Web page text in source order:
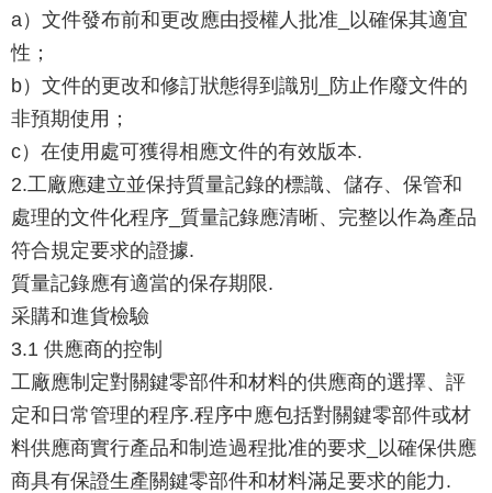
a）文件發布前和更改應由授權人批准_以確保其適宜
性；
b）文件的更改和修訂狀態得到識別_防止作廢文件的
非預期使用；
c）在使用處可獲得相應文件的有效版本.
2.工廠應建立並保持質量記錄的標識、儲存、保管和
處理的文件化程序_質量記錄應清晰、完整以作為產品
符合規定要求的證據.
質量記錄應有適當的保存期限.
采購和進貨檢驗
3.1 供應商的控制
工廠應制定對關鍵零部件和材料的供應商的選擇、評
定和日常管理的程序.程序中應包括對關鍵零部件或材
料供應商實行產品和制造過程批准的要求_以確保供應
商具有保證生產關鍵零部件和材料滿足要求的能力.